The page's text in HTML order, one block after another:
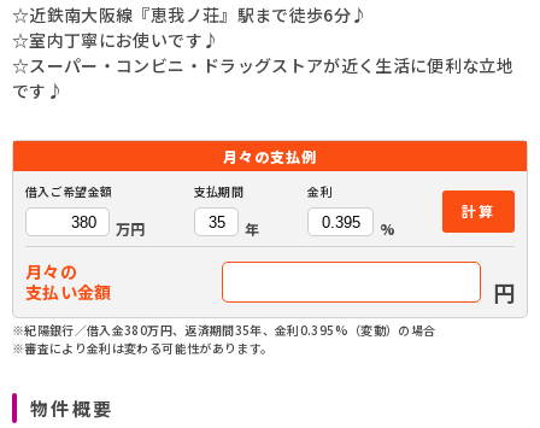
☆近鉄南大阪線『恵我ノ荘』駅まで徒歩6分♪
☆室内丁寧にお使いです♪
☆スーパー・コンビニ・ドラッグストアが近く生活に便利な立地
です♪
月々の支払例
借入ご希望金額
万円
支払期間
年
金利
%
計算
月々の
支払い金額
円
※紀陽銀行／借入金380万円、返済期間35年、金利0.395%（変動）の場合
※審査により金利は変わる可能性があります。
物件概要